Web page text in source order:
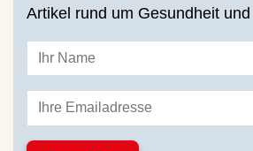
Artikel rund um Gesundheit